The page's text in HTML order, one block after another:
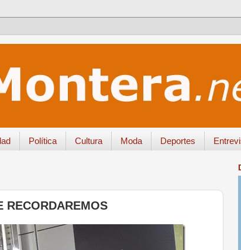
Política Cultura Moda Deportes
RECORDAREMOS